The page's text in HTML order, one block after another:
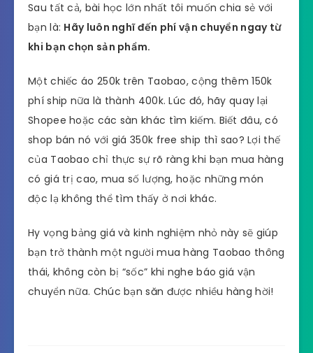
Sau tất cả, bài học lớn nhất tôi muốn chia sẻ với
bạn là: Hãy luôn nghĩ đến phí vận chuyển ngay từ
khi bạn chọn sản phẩm.
Một chiếc áo 250k trên Taobao, cộng thêm 150k
phí ship nữa là thành 400k. Lúc đó, hãy quay lại
Shopee hoặc các sàn khác tìm kiếm. Biết đâu, có
shop bán nó với giá 350k free ship thì sao? Lợi thế
của Taobao chỉ thực sự rõ ràng khi bạn mua hàng
có giá trị cao, mua số lượng, hoặc những món
độc lạ không thể tìm thấy ở nơi khác.
Hy vọng bảng giá và kinh nghiệm nhỏ này sẽ giúp
bạn trở thành một người mua hàng Taobao thông
thái, không còn bị “sốc” khi nghe báo giá vận
chuyển nữa. Chúc bạn săn được nhiều hàng hời!